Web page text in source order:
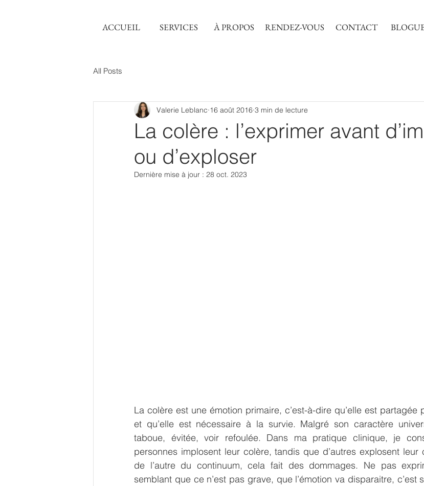
ACCUEIL SERVICES À PROPOS RENDEZ-VOUS CONTACT
All Posts
La colère : l’exprimer avant
ou d’exploser
Valerie Leblanc 16 août 2016 3 min de lecture
Dernière mise à jour : 28 oct. 2023
La colère est une émotion primaire, c’est-à-dire qu’elle est partagée
et qu’elle est nécessaire à la survie. Malgré son caractère
taboue, évitée, voir refoulée. Dans ma pratique clinique, je
personnes implosent leur colère, tandis que d’autres explosent leur
de l’autre du continuum, cela fait des dommages. Ne pas
semblant que ce n’est pas grave, que l’émotion va disparaitre, c’est